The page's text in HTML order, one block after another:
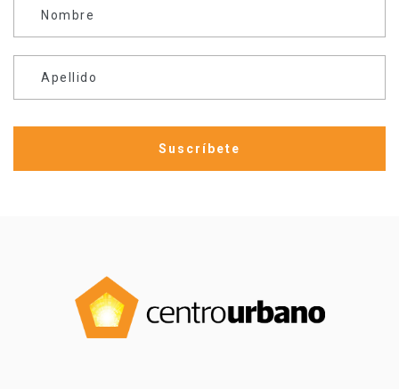
Nombre
Apellido